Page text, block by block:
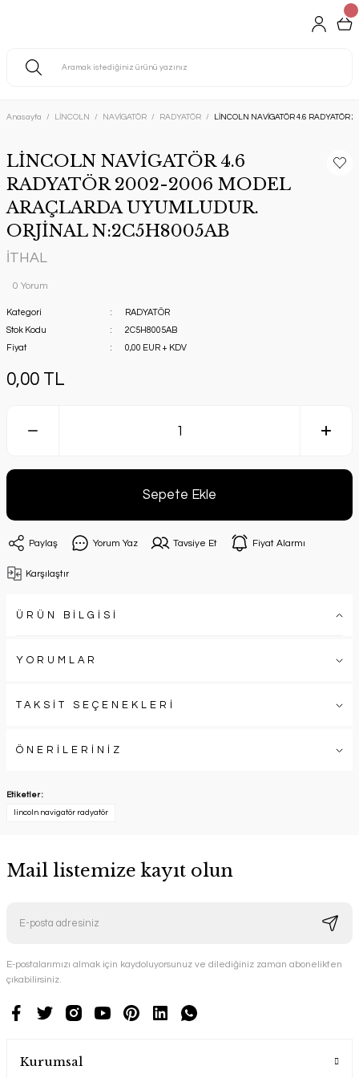
Anasayfa LİNCOLN NAVİGATÖR RADYATÖR LİNCOLN NAVİGATÖR 4.6
LİNCOLN NAVİGATÖR 4.6
RADYATÖR 2002-2006 MODEL
ARAÇLARDA UYUMLUDUR.
ORJİNAL N:2C5H8005AB
İTHAL
0 Yorum
Kategori
RADYATÖR
Stok Kodu
2C5H8005AB
Fiyat
0,00 EUR + KDV
0,00 TL
Sepete Ekle
Paylaş Yorum Yaz Tavsiye Et Fiyat Alarmı
Karşılaştır
ÜRÜN BİLGİSİ
YORUMLAR
TAKSİT SEÇENEKLERİ
ÖNERİLERİNİZ
Etiketler :
lincoln navigatör radyatör
Mail listemize kayıt olun
E-postalarımızı almak için kaydoluyorsunuz ve dilediğiniz zaman abonelikten
çıkabilirsiniz.
Kurumsal